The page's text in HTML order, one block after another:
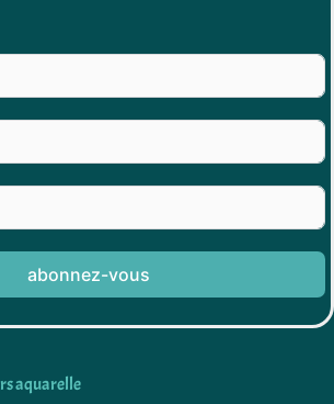
abonnez-vous
aquarelle